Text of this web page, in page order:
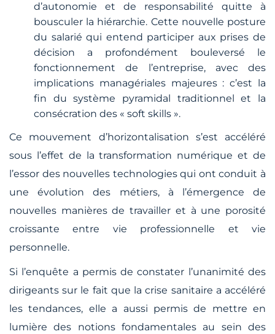
d’autonomie et de responsabilité quitte à
bousculer la hiérarchie. Cette nouvelle posture
du salarié qui entend participer aux prises de
décision a profondément bouleversé le
fonctionnement de l’entreprise, avec des
implications managériales majeures : c’est la
fin du système pyramidal traditionnel et la
consécration des « soft skills ».
Ce mouvement d’horizontalisation s’est accéléré
sous l’effet de la transformation numérique et de
l’essor des nouvelles technologies qui ont conduit à
une évolution des métiers, à l’émergence de
nouvelles manières de travailler et à une porosité
croissante entre vie professionnelle et vie
personnelle.
Si l’enquête a permis de constater l’unanimité des
dirigeants sur le fait que la crise sanitaire a accéléré
les tendances, elle a aussi permis de mettre en
lumière des notions fondamentales au sein des